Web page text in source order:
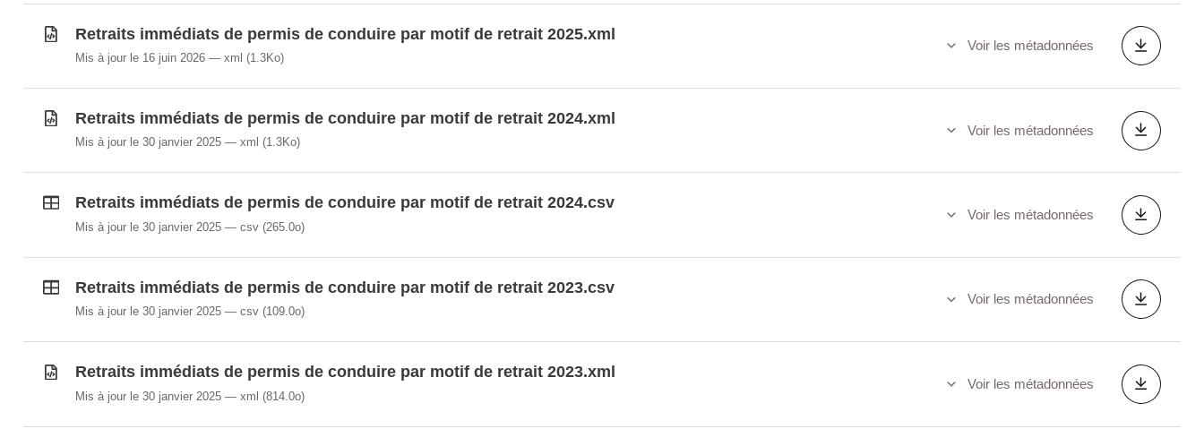
Retraits immédiats de permis de conduire par motif de retrait 2025.xml
Mis à jour le 16 juin 2026 xml(1.3Ko)
Voir les métadonnées
Retraits immédiats de permis de conduire par motif de retrait 2024.xml
Mis à jour le 30 janvier 2025 xml(1.3Ko)
Voir les métadonnées
Retraits immédiats de permis de conduire par motif de retrait 2024.csv
Mis à jour le 30 janvier 2025 csv(265.0o)
Voir les métadonnées
Retraits immédiats de permis de conduire par motif de retrait 2023.csv
Mis à jour le 30 janvier 2025 csv(109.0o)
Voir les métadonnées
Retraits immédiats de permis de conduire par motif de retrait 2023.xml
Mis à jour le 30 janvier 2025 xml(814.0o)
Voir les métadonnées